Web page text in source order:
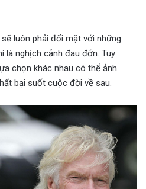
luôn phải đối mặt với những
là nghịch cảnh đau đớn. Tuy
chọn khác nhau có thể ảnh
bại suốt cuộc đời về sau.